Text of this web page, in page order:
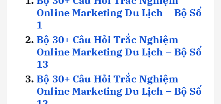
Online Marketing Du Lịch – Bộ Số
1
Bộ 30+ Câu Hỏi Trắc Nghiệm
Online Marketing Du Lịch – Bộ Số
13
Bộ 30+ Câu Hỏi Trắc Nghiệm
Online Marketing Du Lịch – Bộ Số